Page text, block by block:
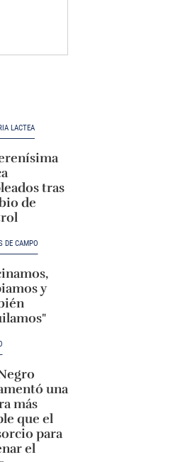
LÁCTEA
tras
de
DE CAMPO
y
una
más
que el
para
el